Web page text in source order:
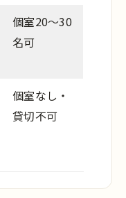
個室20〜30
名可
個室なし・
貸切不可